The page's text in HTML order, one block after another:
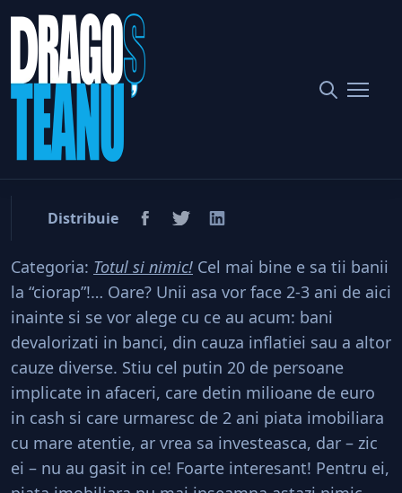
Home
Imobiliare
Ce mai inseamna astazi o investitie imobiliara?
Ce mai inseamna astazi o
investitie imobiliara?
Distribuie
Categoria: Totul si nimic! Cel mai bine e sa tii banii
la “ciorap”!… Oare? Unii asa vor face 2-3 ani de aici
inainte si se vor alege cu ce au acum: bani
devalorizati in banci, din cauza inflatiei sau a altor
cauze diverse. Stiu cel putin 20 de persoane
implicate in afaceri, care detin milioane de euro
in cash si care urmaresc de 2 ani piata imobiliara
cu mare atentie, ar vrea sa investeasca, dar – zic
ei – nu au gasit in ce! Foarte interesant! Pentru ei,